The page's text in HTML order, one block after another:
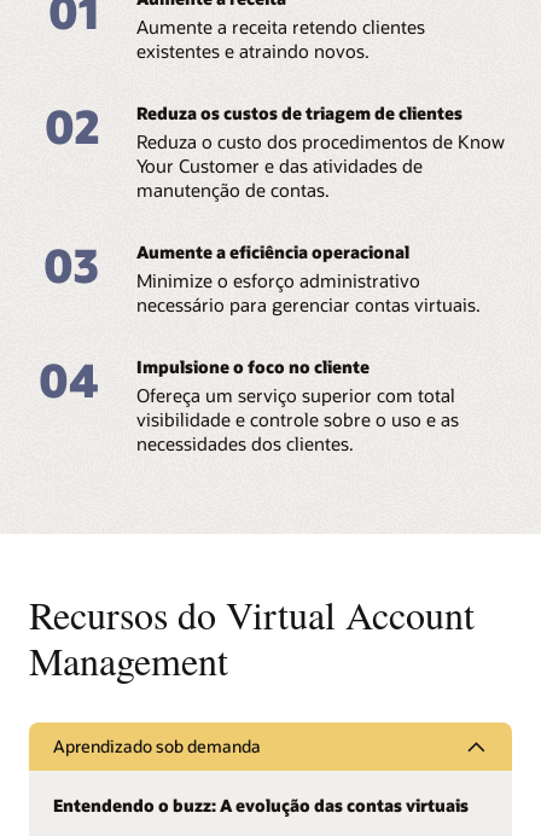
Aumente a receita retendo clientes
existentes e atraindo novos.
02 Reduza os custos de triagem de clientes
Reduza o custo dos procedimentos de Know
Your Customer e das atividades de
manutenção de contas.
03 Aumente a eficiência operacional
Minimize o esforço administrativo
necessário para gerenciar contas virtuais.
04 Impulsione o foco no cliente
Ofereça um serviço superior com total
visibilidade e controle sobre o uso e as
necessidades dos clientes.
Recursos do Virtual Account
Management
Aprendizado sob demanda
Entendendo o buzz: A evolução das contas virtuais